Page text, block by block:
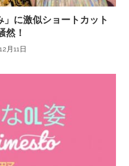
に激似ショートカット
然！
月11日